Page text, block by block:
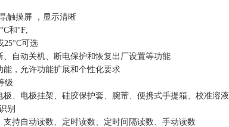
触摸屏 ，显示清晰
和°F;
25°C可选
、自动关机、断电保护和恢复出厂设置等功能
能，允许功能扩展和个性化要求
级
极、电极挂架、硅胶保护套、腕芾、便携式手提箱、校准溶液
别
支持自动读数、定时读数、定时间隔读数、手动读数